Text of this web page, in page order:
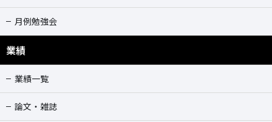
月例勉強会
業績
業績一覧
論文・雑誌